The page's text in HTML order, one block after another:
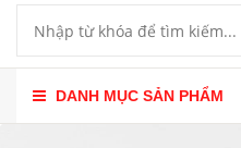
DANH MỤC SẢN PHẨM